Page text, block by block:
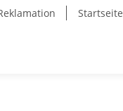
Startseite